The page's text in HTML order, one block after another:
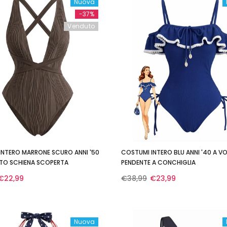
Nuova
-37%
Venduto
MARRONE SCURO ANNI '50
SCHIENA SCOPERTA
COSTUMI INTERO BLU ANNI '40 A
PENDENTE A CONCHIGLIA
€38,99 €23,99
Nuova